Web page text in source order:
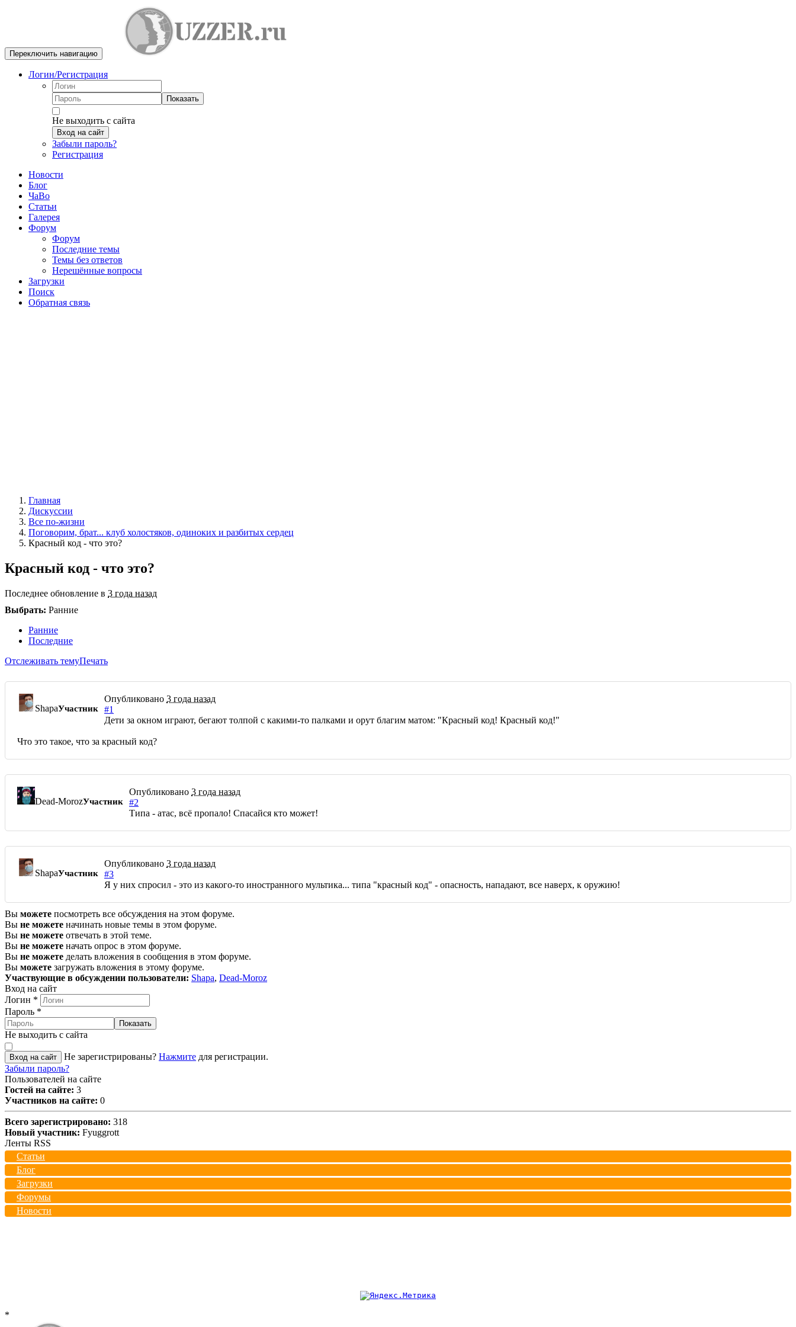
Переключить навигацию
Логин/Регистрация
Показать
Не выходить с сайта
Вход на сайт
Забыли пароль?
Регистрация
Новости
Блог
ЧаВо
Статьи
Галерея
Форум
Форум
Последние темы
Темы без ответов
Нерешённые вопросы
Загрузки
Поиск
Обратная связь
Главная
Дискуссии
Все по-жизни
Поговорим, брат... клуб холостяков, одиноких и разбитых сердец
Красный код - что это?
Красный код - что это?
Последнее обновление в 3 года назад
Выбрать: Ранние
Ранние
Последние
Отслеживать темуПечать
ShapaУчастник
Опубликовано 3 года назад
#1
Дети за окном играют, бегают толпой с какими-то палками и орут благим матом: "Красный код! Красный код!"
Что это такое, что за красный код?
Dead-MorozУчастник
Опубликовано 3 года назад
#2
Типа - атас, всё пропало! Спасайся кто может!
ShapaУчастник
Опубликовано 3 года назад
#3
Я у них спросил - это из какого-то иностранного мультика... типа "красный код" - опасность, нападают, все наверх, к оружию!
Вы можете посмотреть все обсуждения на этом форуме.
Вы не можете начинать новые темы в этом форуме.
Вы не можете отвечать в этой теме.
Вы не можете начать опрос в этом форуме.
Вы не можете делать вложения в сообщения в этом форуме.
Вы можете загружать вложения в этому форуме.
Участвующие в обсуждении пользователи: Shapa, Dead-Moroz
Вход на сайт
Логин *
Пароль *
Показать
Не выходить с сайта
Вход на сайт Не зарегистрированы? Нажмите для регистрации.
Забыли пароль?
Пользователей на сайте
Гостей на сайте: 3
Участников на сайте: 0
Всего зарегистрировано: 318
Новый участник: Fyuggrott
Ленты RSS
Статьи
Блог
Загрузки
Форумы
Новости
*